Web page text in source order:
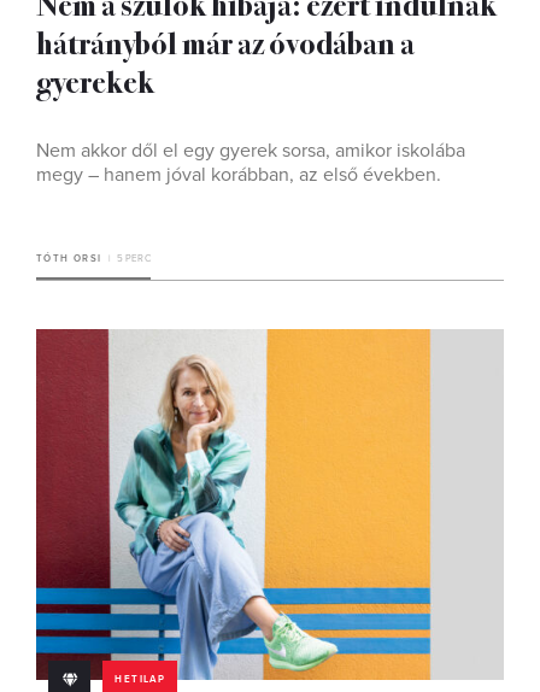
hátrányból már az óvodában a
gyerekek
Nem akkor dől el egy gyerek sorsa, amikor iskolába
megy – hanem jóval korábban, az első években.
TÓTH ORSI 5 PERC
HETILAP